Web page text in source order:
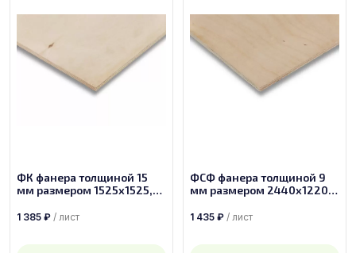
ФК фанера толщиной 15
мм размером 1525х1525,
1 385 ₽ / лист
ФСФ фанера толщиной 9
мм размером 2440х1220,
1 435 ₽ / лист